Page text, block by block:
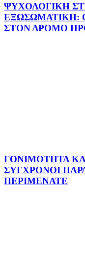
ΨΥΧΟΛΟΓΙΚΗ
ΕΞΩΣΩΜΑΤΙΚΗ:
ΣΤΟΝ ΔΡΟΜΟ
ΓΟΝΙΜΟΤΗΤΑ
ΣΥΓΧΡΟΝΟΙ
ΠΕΡΙΜΕΝΑΤΕ